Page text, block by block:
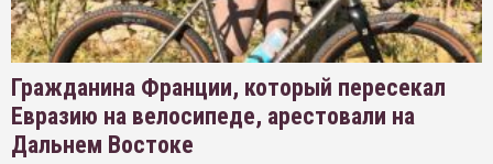
Гражданина Франции, который пересекал
Евразию на велосипеде, арестовали на
Дальнем Востоке